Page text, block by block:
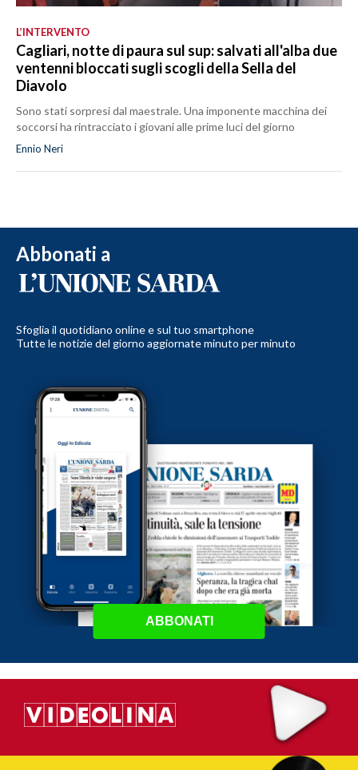
L’INTERVENTO
Cagliari, notte di paura sul sup: salvati all'alba due
ventenni bloccati sugli scogli della Sella del
Diavolo
Sono stati sorpresi dal maestrale. Una imponente macchina dei
soccorsi ha rintracciato i giovani alle prime luci del giorno
Ennio Neri
Abbonati a
Sfoglia il quotidiano online e sul tuo smartphone
Tutte le notizie del giorno aggiornate minuto per minuto
ABBONATI